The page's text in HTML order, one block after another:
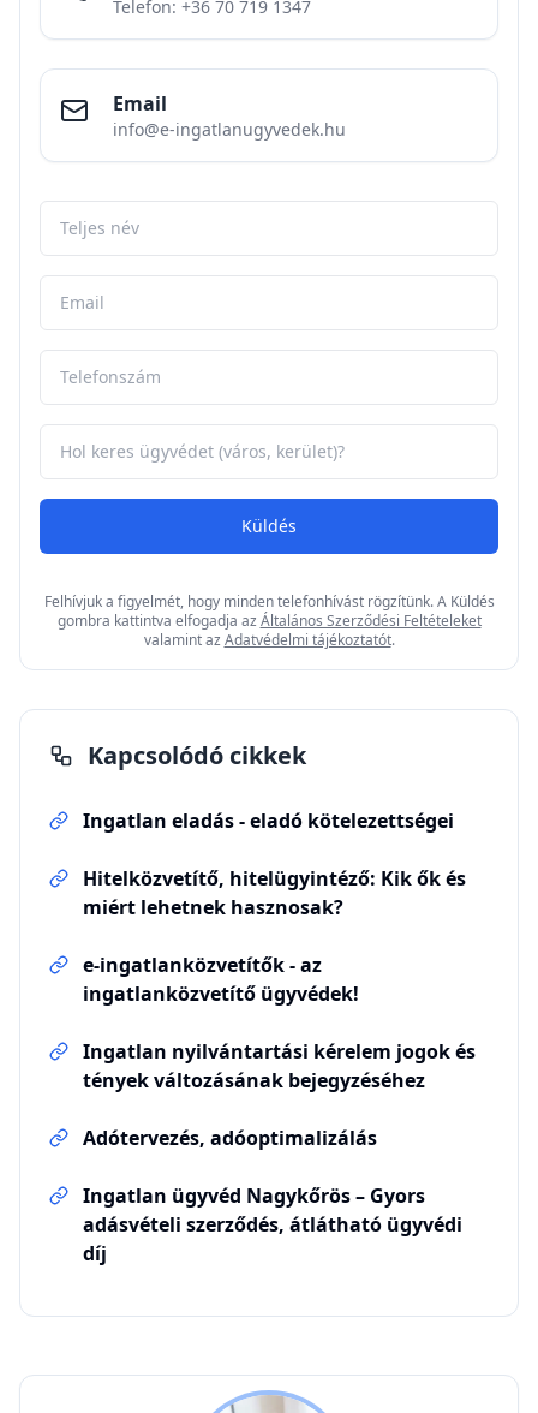
Telefon: +36 70 719 1347
Email
info@e-ingatlanugyvedek.hu
Küldés
Felhívjuk a figyelmét, hogy minden telefonhívást rögzítünk. A Küldés
gombra kattintva elfogadja az Általános Szerződési Feltételeket
valamint az Adatvédelmi tájékoztatót.
Kapcsolódó cikkek
Ingatlan eladás - eladó kötelezettségei
Hitelközvetítő, hitelügyintéző: Kik ők és
miért lehetnek hasznosak?
e-ingatlanközvetítők - az
ingatlanközvetítő ügyvédek!
Ingatlan nyilvántartási kérelem jogok és
tények változásának bejegyzéséhez
Adótervezés, adóoptimalizálás
Ingatlan ügyvéd Nagykőrös – Gyors
adásvételi szerződés, átlátható ügyvédi
díj